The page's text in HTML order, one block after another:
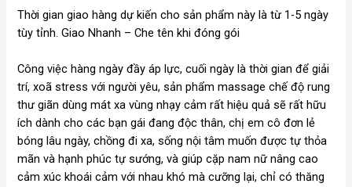
Thời gian giao hàng dự kiến cho sản phẩm này là từ 1-5 ngày
tùy tỉnh. Giao Nhanh – Che tên khi đóng gói
Công việc hàng ngày đầy áp lực, cuối ngày là thời gian để giải
trí, xoã stress với người yêu, sản phẩm massage chế độ rung
thư giãn dùng mát xa vùng nhạy cảm rất hiệu quả sẽ rất hữu
ích dành cho các bạn gái đang độc thân, chị em cô đơn lẻ
bóng lâu ngày, chồng đi xa, sống nội tâm muốn được tự thỏa
mãn và hạnh phúc tự sướng, và giúp cặp nam nữ nâng cao
cảm xúc khoái cảm với nhau khó mà cưỡng lại, chỉ có thăng